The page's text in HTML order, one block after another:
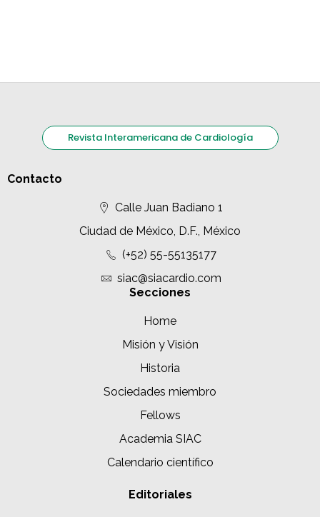
Revista Interamericana de Cardiología
Contacto
Calle Juan Badiano 1
Ciudad de México, D.F., México
(+52) 55-55135177
siac@siacardio.com
Secciones
Home
Misión y Visión
Historia
Sociedades miembro
Fellows
Academia SIAC
Calendario científico
Editoriales